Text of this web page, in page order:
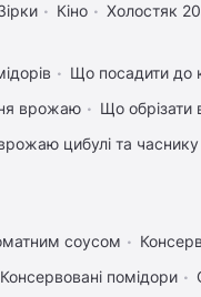
Кіно Холостяк
Що посадити до
врожаю
Що обрізати
цибулі та часнику
соусом
Консервовані помідори